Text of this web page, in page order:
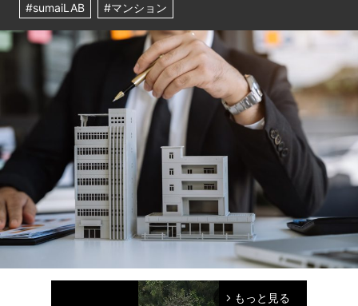
#sumaiLAB #マンション
arrow_forward_ios もっと見る